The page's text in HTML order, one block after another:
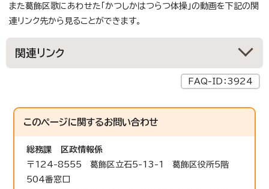
また葛飾区歌にあわせた「かつしかはつらつ体操」の動画を下記の関
連リンク先から見ることができます。
関連リンク
FAQ-ID：3924
このページに関するお問い合わせ
総務課
区政情報係
〒124-8555 葛飾区立石5-13-1 葛飾区役所5階
504番窓口